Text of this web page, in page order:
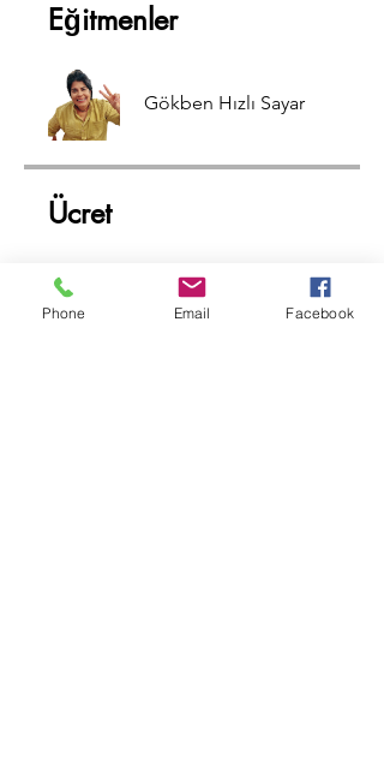
Eğitmenler
Gökben Hızlı Sayar
Ücret
₺1.500,00
Phone Email Facebook